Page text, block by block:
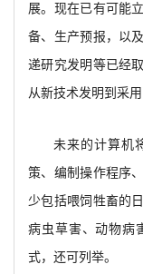
展。现在已有可能
备、生产预报，以
递研究发明等已经
从新技术发明到采用
未来的计算机
策、编制操作程序
少包括喂饲牲畜的
病虫草害、动物病
式，还可列举。